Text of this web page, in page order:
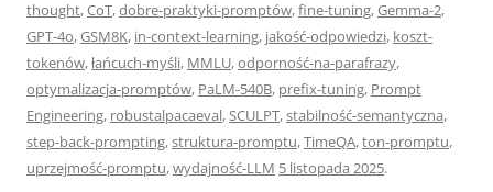
thought,CoT,dobre-praktyki-promptów,fine-tuning,Gemma-2,
GPT-4o,GSM8K, in-context-learning, jakość-odpowiedzi, koszt-
tokenów,łańcuch-myśli, MMLU,odporność-na-parafrazy,
optymalizacja-promptów, PaLM-540B, prefix-tuning, Prompt
Engineering, robustalpacaeval,SCULPT,stabilność-semantyczna,
step-back-prompting,struktura-promptu,TimeQA,ton-promptu,
uprzejmość-promptu,wydajność-LLM 5 listopada 2025.